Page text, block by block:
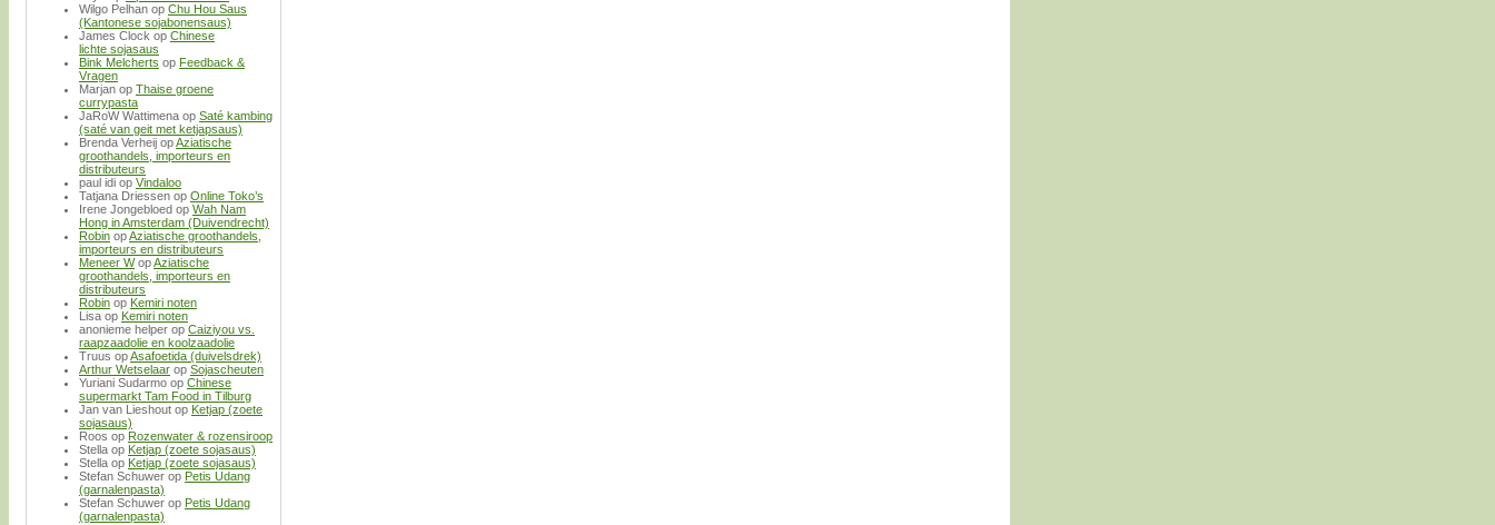
Wilgo Pelhan op Chu Hou Saus
(Kantonese sojabonensaus)
James Clock op Chinese
lichte sojasaus
Bink Melcherts op Feedback &
Vragen
Marjan op Thaise groene
currypasta
JaRoW Wattimena op Saté kambing
(saté van geit met ketjapsaus)
Brenda Verheij opAziatische
groothandels, importeurs en
distributeurs
paul idi op Vindaloo
Tatjana Driessen op Online Toko’s
Irene Jongebloed op Wah Nam
Hong in Amsterdam (Duivendrecht)
Robin opAziatische groothandels,
importeurs en distributeurs
Meneer WopAziatische
groothandels, importeurs en
distributeurs
Robin op Kemiri noten
Lisa op Kemiri noten
anonieme helper op Caiziyou vs.
raapzaadolie en koolzaadolie
Truus opAsafoetida (duivelsdrek)
Arthur Wetselaar op Sojascheuten
Yuriani Sudarmo op Chinese
supermarkt Tam Food in Tilburg
Jan van Lieshout op Ketjap (zoete
sojasaus)
Roos op Rozenwater & rozensiroop
Stella op Ketjap (zoete sojasaus)
Stella op Ketjap (zoete sojasaus)
Stefan Schuwer op Petis Udang
(garnalenpasta)
Stefan Schuwer op Petis Udang
(garnalenpasta)